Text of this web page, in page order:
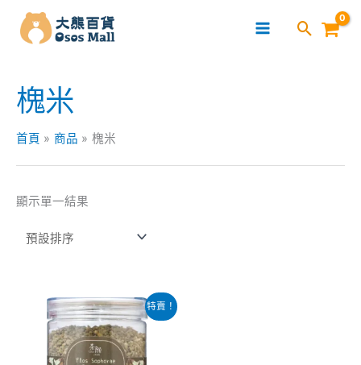
槐米
首頁 商品 槐米
顯示單一結果
特賣！
原
始
價
格：
$65.00。
目
前
價
格：
$48.00。